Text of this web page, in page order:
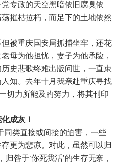
专政的天空黑暗依旧腐臭依
荡摧枯拉朽，而足下的土地依然
被重庆国安局抓捕坐牢，还花
母为他担忧，妻子为他承险，
史悲歌终难出版问世，一直朿
知。去年十月我亲赴重庆寻找
切力所能及的努力，将其刊印
成灰！
同类直接或间接的迫害，一些
更为悲凉。对此，虽然可以归
归咎于‘你死我活’的生存无奈，